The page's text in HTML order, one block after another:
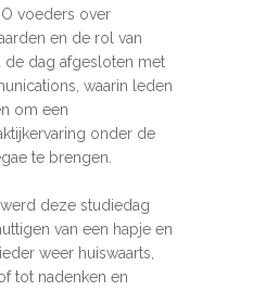
voeders over
en de rol van
de dag afgesloten met
waarin leden
om een
onder de
te brengen.
deze studiedag
van een hapje en
weer huiswaarts,
tot nadenken en